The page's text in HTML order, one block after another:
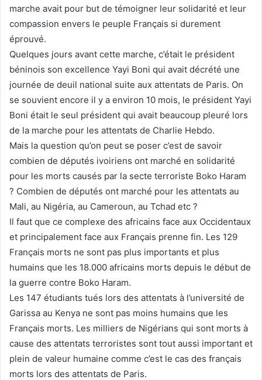
a
i
marche avait pour but de témoigner leur solidarité et leur
compassion envers le peuple Français si durement
éprouvé.
Quelques jours avant cette marche, c’était le président
béninois son excellence Yayi Boni qui avait décrété une
journée de deuil national suite aux attentats de Paris. On
se souvient encore il y a environ 10 mois, le président Yayi
Boni était le seul président qui avait beaucoup pleuré lors
de la marche pour les attentats de Charlie Hebdo.
Mais la question qu’on peut se poser c’est de savoir
combien de députés ivoiriens ont marché en solidarité
pour les morts causés par la secte terroriste Boko Haram
? Combien de députés ont marché pour les attentats au
Mali, au Nigéria, au Cameroun, au Tchad etc ?
Il faut que ce complexe des africains face aux Occidentaux
et principalement face aux Français prenne fin. Les 129
Français morts ne sont pas plus importants et plus
humains que les 18.000 africains morts depuis le début de
la guerre contre Boko Haram.
Les 147 étudiants tués lors des attentats à l’université de
Garissa au Kenya ne sont pas moins humains que les
Français morts. Les milliers de Nigérians qui sont morts à
cause des attentats terroristes sont tout aussi important et
plein de valeur humaine comme c’est le cas des français
morts lors des attentats de Paris.